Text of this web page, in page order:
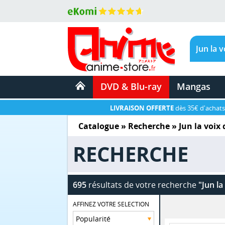
DVD & Blu-ray Mangas
LIVRAISON OFFERTEdès 35€
Catalogue» Recherche » Jun la voix
RECHERCHE
695résultats de votre recherche "Jun
AFFINEZ VOTRE SELECTION